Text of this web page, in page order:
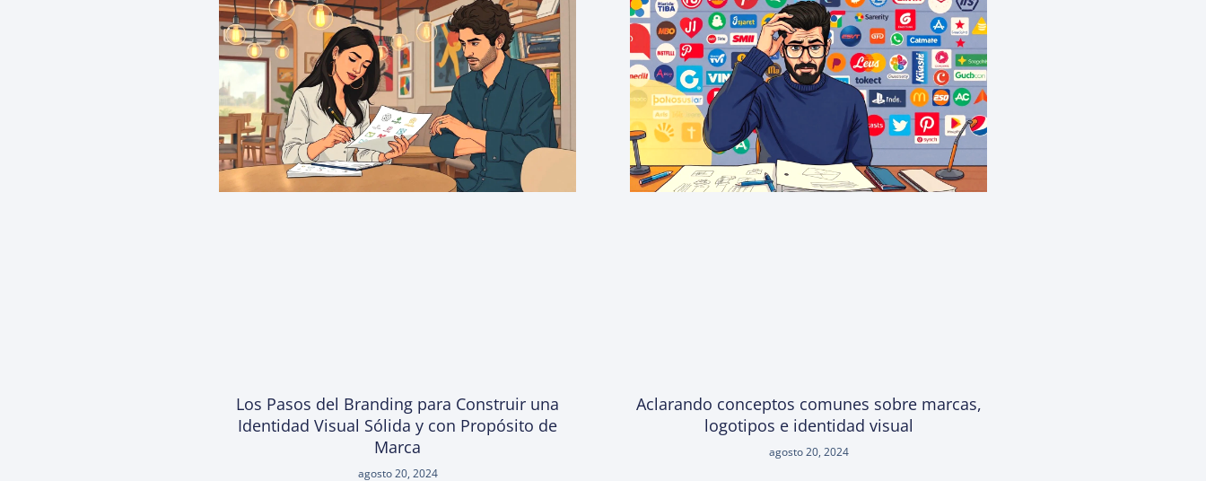
Los Pasos del Branding para Construir una
Identidad Visual Sólida y con Propósito de
Marca
agosto 20, 2024
Aclarando conceptos comunes sobre marcas,
logotipos e identidad visual
agosto 20, 2024